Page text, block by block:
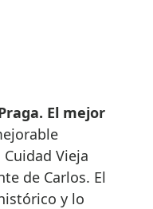
El mejor
Vieja
de Carlos. El
y lo